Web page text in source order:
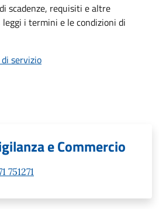
scadenze, requisiti e altre
i termini e le condizioni di
servizio
e Commercio
751271